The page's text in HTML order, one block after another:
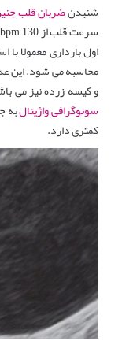
شنیدنضربان قلب
سرعت قلب از bpm 130 به 160 افزایش می یابد.
اول بارداری معمولا
محاسبه می شود. این
و کیسه زرده نیز می
سونوگرافی واژینالبه
کمتری دارد.